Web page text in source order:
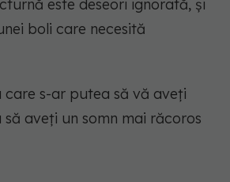
este deseori ignorată, și
boli care necesită
s-ar putea să vă aveți
aveți un somn mai răcoros